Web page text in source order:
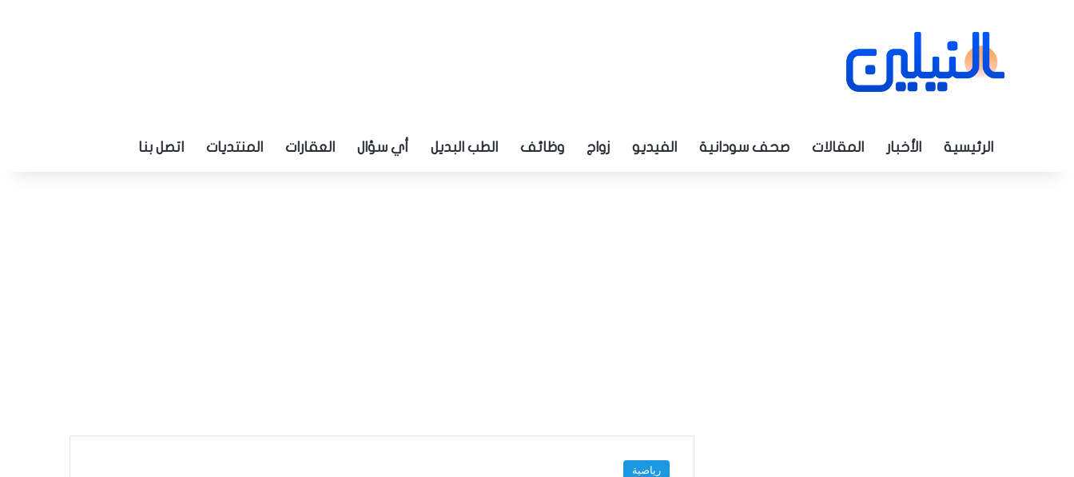
الرئيسية الأخبار المقالات صحف سودانية الفيديو زواج وظائف الطب البديل أي سؤال العقارات المنتديات اتصل بنا
رياضية